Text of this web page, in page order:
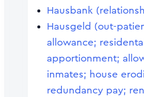
Hausbank
Hausgeld (out-
allowance;
apportionment;
inmates; house
redundancy pay;